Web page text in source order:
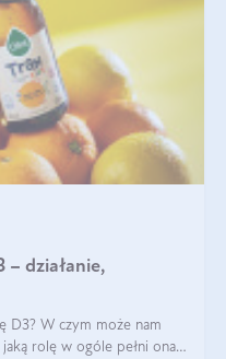
– działanie,
D3? W czym może nam
rolę w ogóle pełni ona